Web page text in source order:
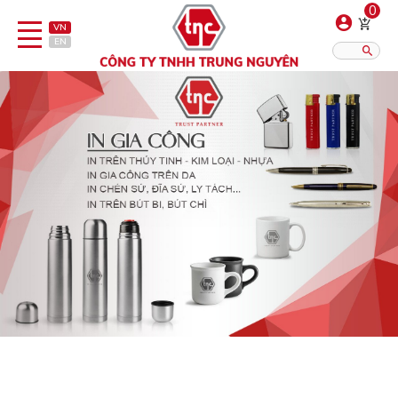
VN
EN
0
Danh sách sản phẩm
Bật lửa
Bình/ca giữ nhiệt
Dây đeo & Phụ kiện
Hiển thị?: 12 16 20